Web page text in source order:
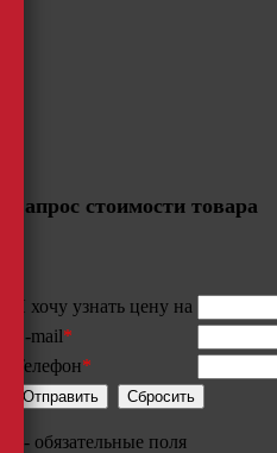
Запрос стоимости товара
Я хочу узнать цену на
E-mail*
Телефон*
- обязательные поля